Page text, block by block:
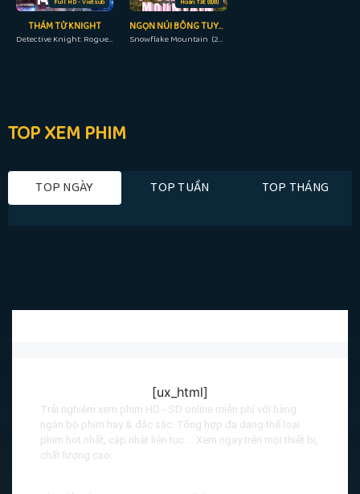
THÁM TỬ KNIGHT
Detective Knight: Rogue (2022)
NGỌN NÚI BÔNG TUYẾT: THỬ THÁCH TRƯỞNG THÀNH
Snowflake Mountain (2022)
TOP XEM PHIM
TOP NGÀY TOP TUẦN TOP THÁNG